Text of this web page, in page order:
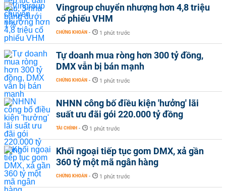
Vingroup chuyển nhượng hơn 4,8 triệu
cổ phiếu VHM
CHỨNG KHOÁN - 1 phút trước
Tự doanh mua ròng hơn 300 tỷ đồng,
DMX vẫn bị bán mạnh
CHỨNG KHOÁN - 1 phút trước
NHNN công bố điều kiện 'hưởng' lãi
suất ưu đãi gói 220.000 tỷ đồng
TÀI CHÍNH - 1 phút trước
Khối ngoại tiếp tục gom DMX, xả gần
360 tỷ một mã ngân hàng
CHỨNG KHOÁN - 1 phút trước